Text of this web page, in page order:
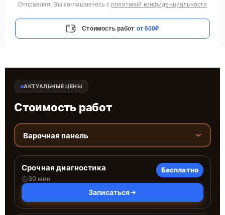
Отправляя, Вы соглашаетесь с политикой конфиденциальности
Стоимость работ от 600₽
АКТУАЛЬНЫЕ ЦЕНЫ
Стоимость работ
Варочная панель
Срочная диагностика
30 мин
Бесплатно
Записаться